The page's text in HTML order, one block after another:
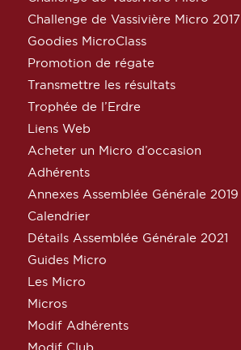
Challenge de Vassivière Micro 2017
Goodies MicroClass
Promotion de régate
Transmettre les résultats
Trophée de l’Erdre
Liens Web
Acheter un Micro d’occasion
Adhérents
Annexes Assemblée Générale 2019
Calendrier
Détails Assemblée Générale 2021
Guides Micro
Les Micro
Micros
Modif Adhérents
Modif Club